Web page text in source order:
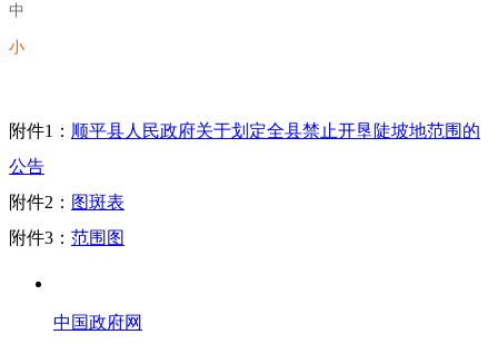
中
小
附件1： 顺平县人民政府关于划定全县禁止开垦陡坡地范围的
公告
附件2： 图斑表
附件3： 范围图
中国政府网